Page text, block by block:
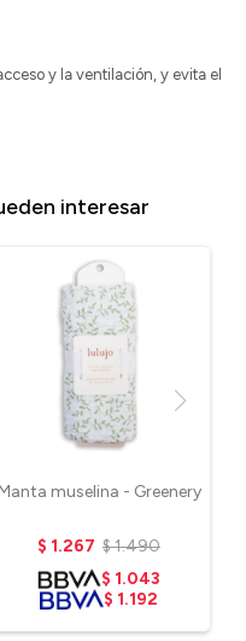
y la ventilación, y evita el
interesar
Manta muselina - Greenery
$ 1.267 $1.490
$ 1.043
$ 1.192